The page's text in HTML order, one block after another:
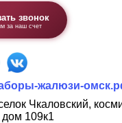
звонок
за наш счет
жалюзи-
Чкаловский,
дом 109к1